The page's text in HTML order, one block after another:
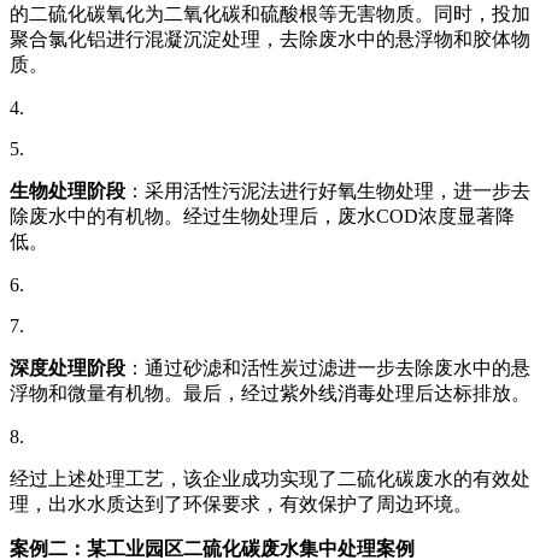
的二硫化碳氧化为二氧化碳和硫酸根等无害物质。同时，投加
聚合氯化铝进行混凝沉淀处理，去除废水中的悬浮物和胶体物
质。
4.
5.
生物处理阶段 ：采用活性污泥法进行好氧生物处理，进一步去
除废水中的有机物。经过生物处理后，废水COD浓度显著降
低。
6.
7.
深度处理阶段 ：通过砂滤和活性炭过滤进一步去除废水中的悬
浮物和微量有机物。最后，经过紫外线消毒处理后达标排放。
8.
经过上述处理工艺，该企业成功实现了二硫化碳废水的有效处
理，出水水质达到了环保要求，有效保护了周边环境。
案例二：某工业园区二硫化碳废水集中处理案例